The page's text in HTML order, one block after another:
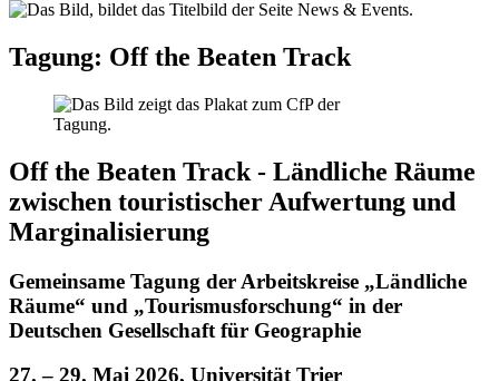
Tagung: Off the Beaten Track
Off the Beaten Track - Ländliche Räume
zwischen touristischer Aufwertung und
Marginalisierung
Gemeinsame Tagung der Arbeitskreise „Ländliche
Räume“ und „Tourismusforschung“ in der
Deutschen Gesellschaft für Geographie
27. – 29. Mai 2026, Universität Trier